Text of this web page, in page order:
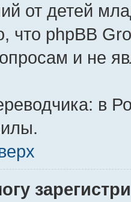
от детей
что phpBB
и не
в